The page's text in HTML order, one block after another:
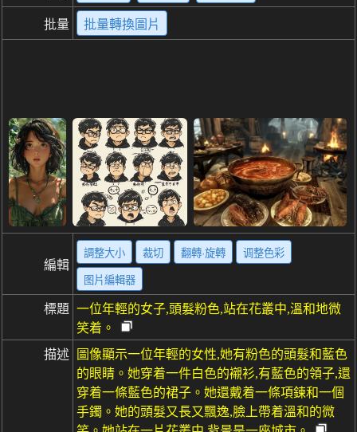
批量 批量轉換圖片
編輯
調整大小 裁切 翻轉·旋轉 调整色彩
图片編輯器
標題 一位年輕的女子,頭髮粉色,站在花叢中,溫和地微
笑着。
描述
圖像顯示一位年輕的女性,她有粉色的頭髮和藍色
的眼睛。她穿着一件白色的襯衫,有藍色的領子,還
穿着一條藍色的裙子。她還戴着一條項鍊和一個
手鐲。她的頭髮又長又飄逸,臉上帶着溫和的微